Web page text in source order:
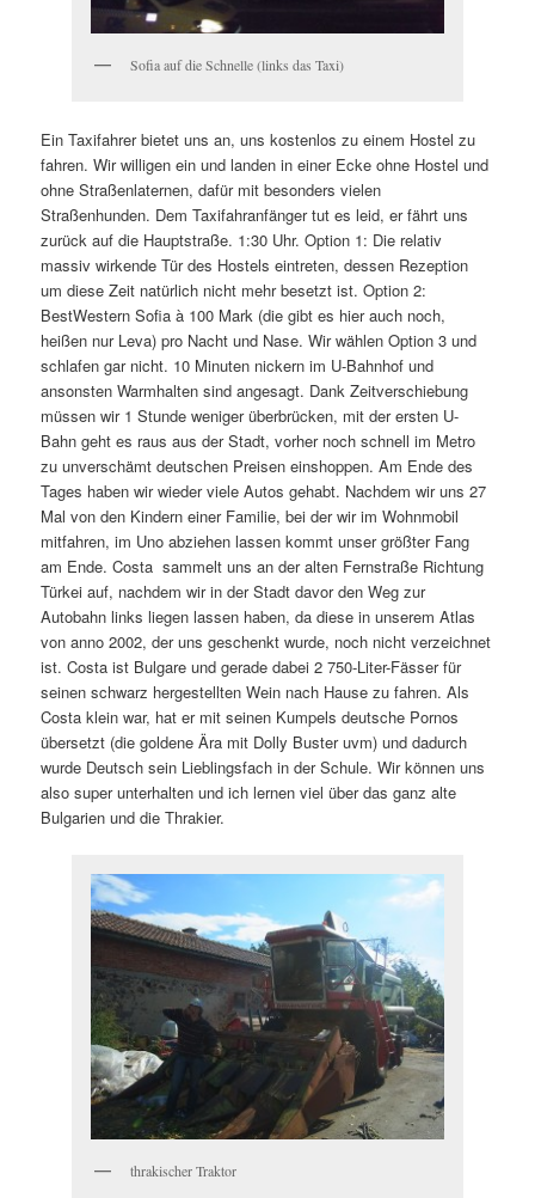
Sofia auf die Schnelle (links das Taxi)
Ein Taxifahrer bietet uns an, uns kostenlos zu einem Hostel zu
fahren. Wir willigen ein und landen in einer Ecke ohne Hostel und
ohne Straßenlaternen, dafür mit besonders vielen
Straßenhunden. Dem Taxifahranfänger tut es leid, er fährt uns
zurück auf die Hauptstraße. 1:30 Uhr. Option 1: Die relativ
massiv wirkende Tür des Hostels eintreten, dessen Rezeption
um diese Zeit natürlich nicht mehr besetzt ist. Option 2:
BestWestern Sofia à 100 Mark (die gibt es hier auch noch,
heißen nur Leva) pro Nacht und Nase. Wir wählen Option 3 und
schlafen gar nicht. 10 Minuten nickern im U-Bahnhof und
ansonsten Warmhalten sind angesagt. Dank Zeitverschiebung
müssen wir 1 Stunde weniger überbrücken, mit der ersten U-
Bahn geht es raus aus der Stadt, vorher noch schnell im Metro
zu unverschämt deutschen Preisen einshoppen. Am Ende des
Tages haben wir wieder viele Autos gehabt. Nachdem wir uns 27
Mal von den Kindern einer Familie, bei der wir im Wohnmobil
mitfahren, im Uno abziehen lassen kommt unser größter Fang
am Ende. Costa sammelt uns an der alten Fernstraße Richtung
Türkei auf, nachdem wir in der Stadt davor den Weg zur
Autobahn links liegen lassen haben, da diese in unserem Atlas
von anno 2002, der uns geschenkt wurde, noch nicht verzeichnet
ist. Costa ist Bulgare und gerade dabei 2 750-Liter-Fässer für
seinen schwarz hergestellten Wein nach Hause zu fahren. Als
Costa klein war, hat er mit seinen Kumpels deutsche Pornos
übersetzt (die goldene Ära mit Dolly Buster uvm) und dadurch
wurde Deutsch sein Lieblingsfach in der Schule. Wir können uns
also super unterhalten und ich lernen viel über das ganz alte
Bulgarien und die Thrakier.
thrakischer Traktor